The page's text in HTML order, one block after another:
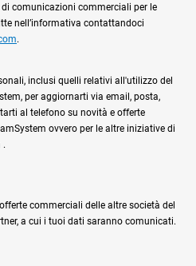
comunicazioni commerciali per le
nell’informativa contattandoci
.
inclusi quelli relativi all'utilizzo del
per aggiornarti via email, posta,
al telefono su novità e offerte
ovvero per le altre iniziative di
.
commerciali delle altre società del
a cui i tuoi dati saranno comunicati.